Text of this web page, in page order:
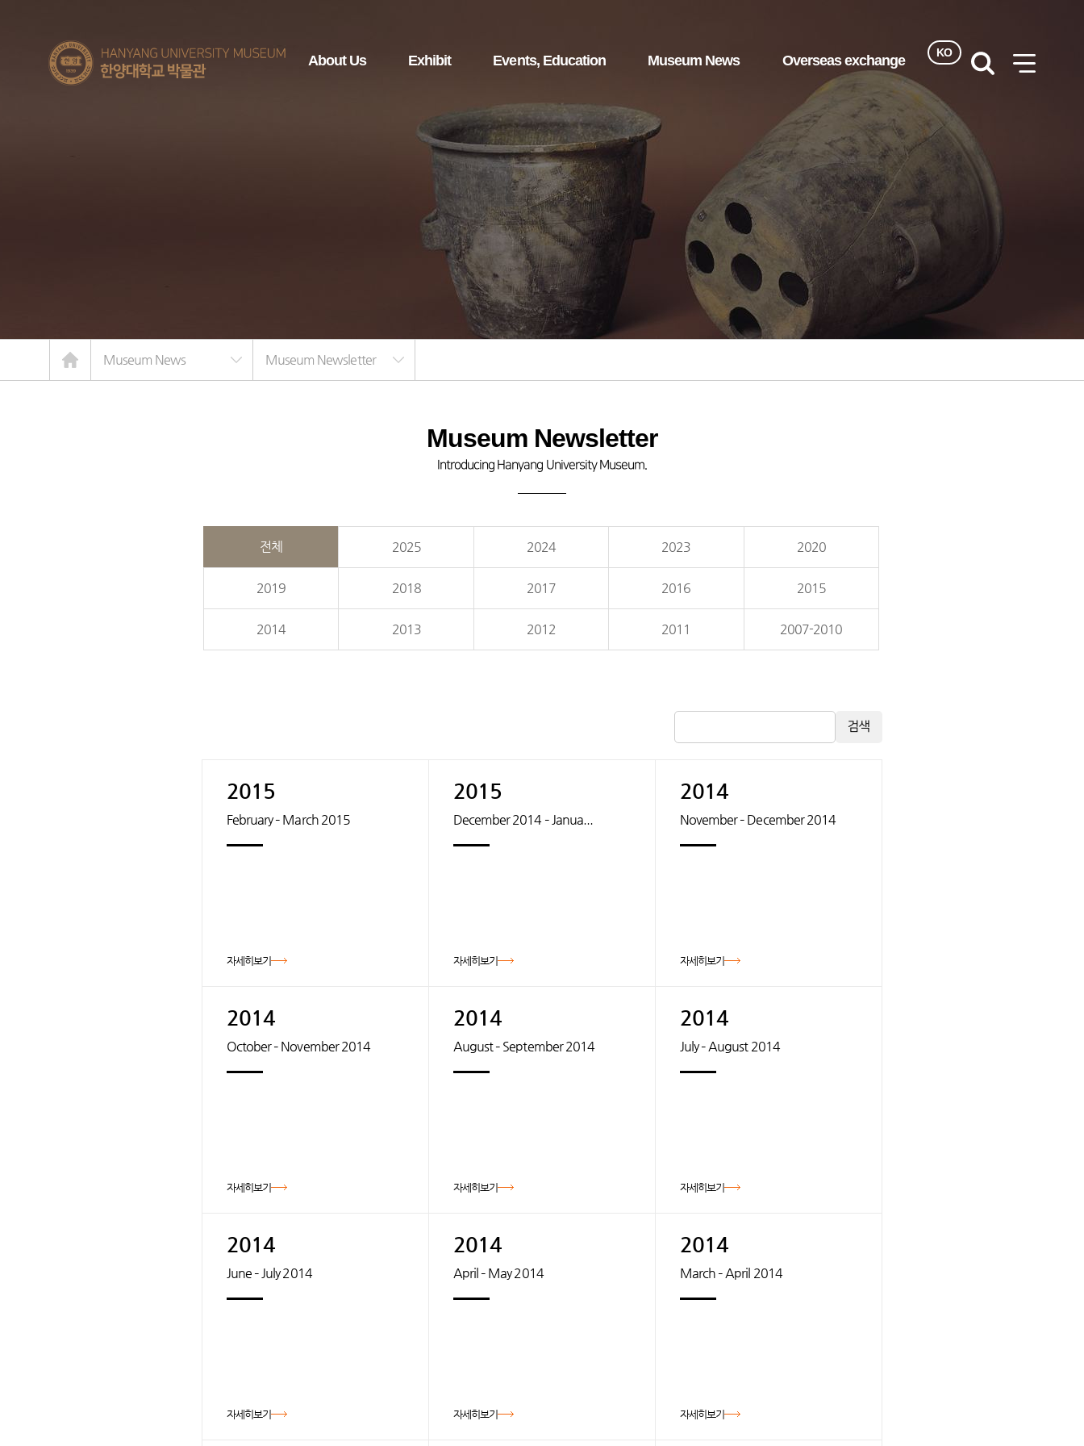
한양대학교
박물관
About Us Exhibit Events, Education Museum News Overseas exchange
KO
검색
사이트맵
Home
Museum News Museum Newsletter
Museum Newsletter
Introducing Hanyang University Museum.
전체 2025 2024 2023 2020
2019 2018 2017 2016 2015
2014 2013 2012 2011 2007-2010
검색
2015
February – March 2015
자세히보기
2015
December 2014 – Janua...
자세히보기
2014
November – December 2014
자세히보기
2014
October – November 2014
자세히보기
2014
August – September 2014
자세히보기
2014
July – August 2014
자세히보기
2014
June – July 2014
자세히보기
2014
April – May 2014
자세히보기
2014
March – April 2014
자세히보기